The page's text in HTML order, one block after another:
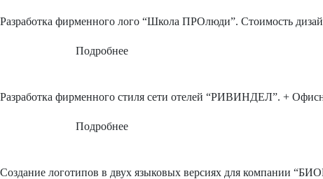
Разработка фирменного лого “Школа ПРОлюди”. Стоимость
Подробнее
Разработка фирменного стиля сети отелей “РИВИНДЕЛ”. +
Подробнее
Создание логотипов в двух языковых версиях для компании